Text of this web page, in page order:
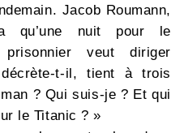
Jacob Roumann,
qu’une nuit pour le
veut diriger
décrète-t-il, tient à trois
? Qui suis-je ? Et qui
le Titanic ? »